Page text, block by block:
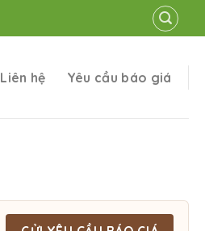
Liên hệ Yêu cầu báo giá